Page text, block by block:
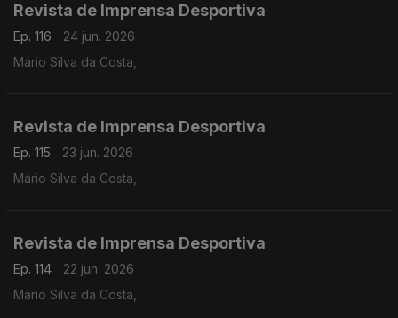
Revista de Imprensa Desportiva
Ep. 116
24 jun. 2026
Mário Silva da Costa,
Revista de Imprensa Desportiva
Ep. 115
23 jun. 2026
Mário Silva da Costa,
Revista de Imprensa Desportiva
Ep. 114
22 jun. 2026
Mário Silva da Costa,